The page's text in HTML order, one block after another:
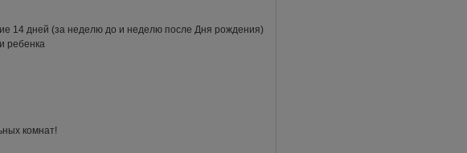
14 дней (за неделю до и неделю после Дня рождения)
ребенка
комнат!